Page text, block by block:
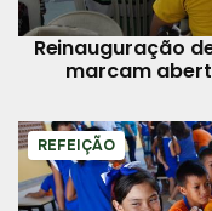
Reinauguração
marcam
REFEIÇÃO